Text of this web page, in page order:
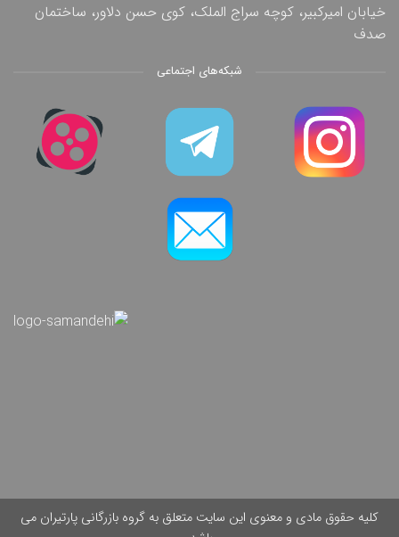
خیابان امیرکبیر، کوچه سراج الملک، کوی حسن دلاور، ساختمان
صدف
شبکه‌های اجتماعی
کلیه حقوق مادی و معنوی این سایت متعلق به گروه بازرگانی پارتیران می